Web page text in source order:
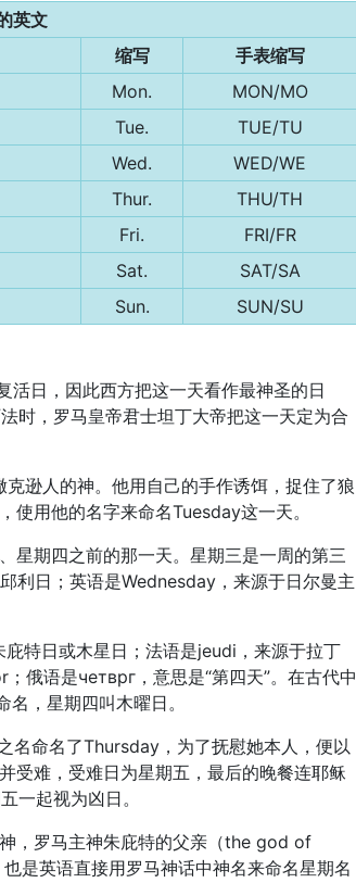
英文
缩写
手表缩写
Mon.
MON/MO
Tue.
TUE/TU
Wed.
WED/WE
Thur.
THU/TH
Fri.
FRI/FR
Sat.
SAT/SA
Sun. SUN/SU
活日，因此西方把这一天看作最神圣的日
时，罗马皇帝君士坦丁大帝把这一天定为合
逊人的神。他用自己的手作诱饵，捉住了狼
使用他的名字来命名Tuesday这一天。
星期四之前的那一天。星期三是一周的第三
利日；英语是Wednesday，来源于日尔曼主
特日或木星日；法语是jeudi，来源于拉丁
俄语是четврг，意思是“第四天”。在古代中
，星期四叫木曜日。
名命名了Thursday，为了抚慰她本人，便以
受难，受难日为星期五，最后的晚餐连耶稣
一起视为凶日。
，罗马主神朱庇特的父亲（the god of
英语直接用罗马神话中神名来命名星期名